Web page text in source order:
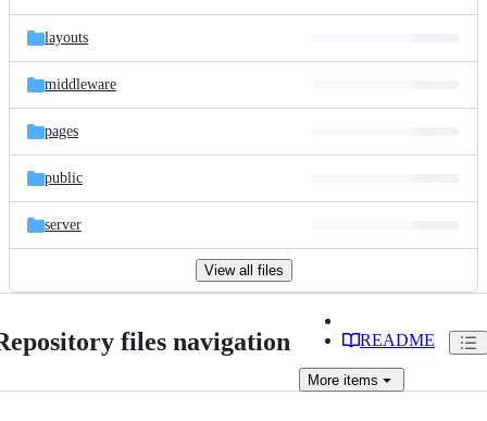
layouts
middleware
pages
public
server
View all files
files navigation README
More items